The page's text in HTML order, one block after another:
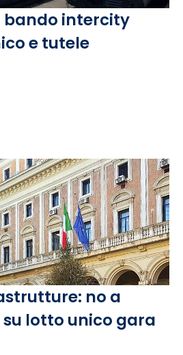
bando intercity
e tutele
no a
lotto unico gara